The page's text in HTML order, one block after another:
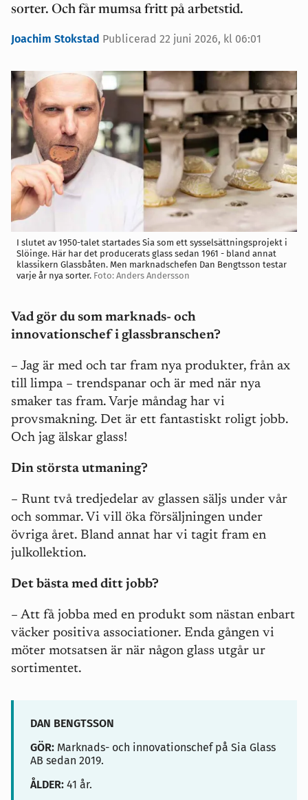
sorter. Och får mumsa fritt på arbetstid.
Joachim Stokstad Publicerad 22 juni 2026, kl 06:01
I slutet av 1950-talet startades Sia som ett sysselsättningsprojekt i
Slöinge. Här har det producerats glass sedan 1961 - bland annat
klassikern Glassbåten. Men marknadschefen Dan Bengtsson testar
varje år nya sorter. Foto: Anders Andersson
Vad gör du som marknads- och
innovationschef i glassbranschen?
– Jag är med och tar fram nya produkter, från ax
till limpa – trendspanar och är med när nya
smaker tas fram. Varje måndag har vi
provsmakning. Det är ett fantastiskt roligt jobb.
Och jag älskar glass!
Din största utmaning?
– Runt två tredjedelar av glassen säljs under vår
och sommar. Vi vill öka försäljningen under
övriga året. Bland annat har vi tagit fram en
julkollektion.
Det bästa med ditt jobb?
– Att få jobba med en produkt som nästan enbart
väcker positiva associationer. Enda gången vi
möter motsatsen är när någon glass utgår ur
sortimentet.
DAN BENGTSSON
GÖR: Marknads- och innovationschef på Sia Glass
AB sedan 2019.
ÅLDER: 41 år.